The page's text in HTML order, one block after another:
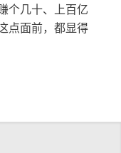
个几十、上百亿
点面前，都显得